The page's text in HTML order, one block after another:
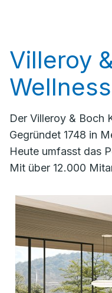
Villeroy
Der Villeroy & Boch
Gegründet 1748 in
Heute umfasst das
Mit über 12.000